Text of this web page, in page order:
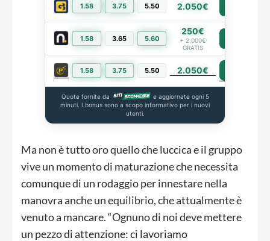
1.58 3.75 5.50 2.050€
1.58 3.65 5.60
250€
+ 2.000€
GRATIS
1.58 3.75 5.50 2.050€
Quote fornite da
e aggiornate ogni 5
minuti. I bonus sono a scopo informativo per i nuovi
utenti.
Ma non è tutto oro quello che luccica e il gruppo
vive un momento di maturazione che necessita
comunque di un rodaggio per innestare nella
manovra anche un equilibrio, che attualmente è
venuto a mancare. “Ognuno di noi deve mettere
un pezzo di attenzione: ci lavoriamo